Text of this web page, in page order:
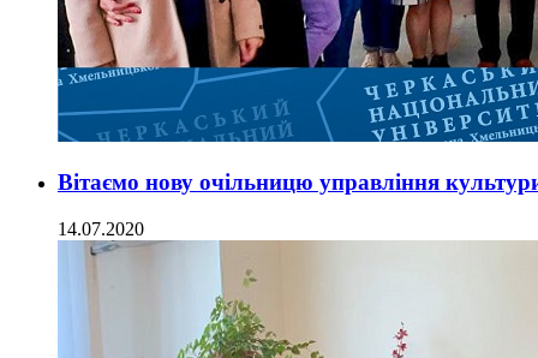
Вітаємо нову очільницю управління
14.07.2020